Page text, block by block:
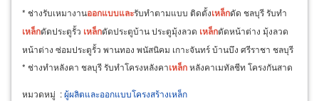
* ช่างรับเหมางานออกแบบและรับทำตามแบบ ติดตั้งเหล็กดัด ชลบุรี รับทำ
เหล็กดัดประตูรั้ว เหล็กดัดประตูบ้าน ประตูมุ้งลวด เหล็กดัดหน้าต่าง มุ้งลวด
หน้าต่าง ซ่อมประตูรั้ว พานทอง พนัสนิคม เกาะจันทร์ บ้านบึง ศรีราชา ชลบุรี
* ช่างทำหลังคา ชลบุรี รับทำโครงหลังคาเหล็กหลังคาเมทัลชีท โครงกันสาด
หมวดหมู่ :ผู้ผลิตและออกแบบโครงสร้างเหล็ก